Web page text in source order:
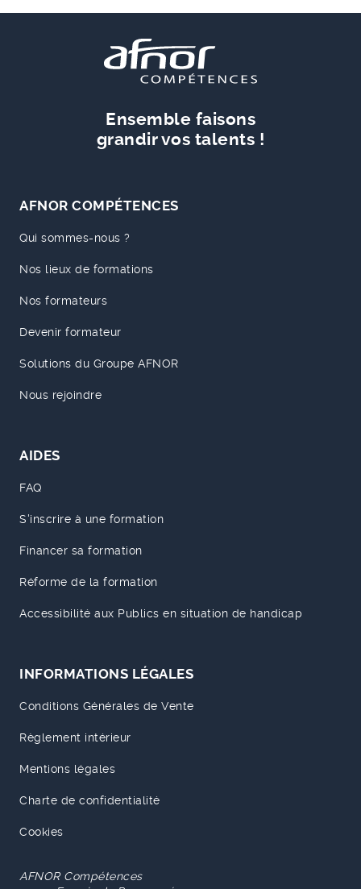
Ensemble faisons
grandir vos talents !
AFNOR COMPÉTENCES
Qui sommes-nous ?
Nos lieux de formations
Nos formateurs
Devenir formateur
Solutions du Groupe AFNOR
Nous rejoindre
AIDES
FAQ
S'inscrire à une formation
Financer sa formation
Réforme de la formation
Accessibilité aux Publics en situation de handicap
INFORMATIONS LÉGALES
Conditions Générales de Vente
Règlement intérieur
Mentions légales
Charte de confidentialité
Cookies
AFNOR Compétences